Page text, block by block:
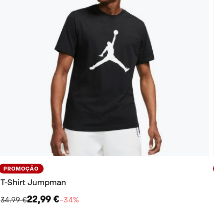
PROMOÇÃO
T-Shirt Jumpman
34,99 €22,99 €−34%